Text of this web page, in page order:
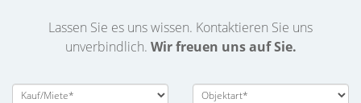
Lassen Sie es uns wissen. Kontaktieren Sie uns
unverbindlich. Wir freuen uns auf Sie.